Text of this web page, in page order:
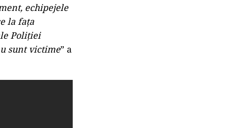
echipejele
la fața
Poliției
sunt victime” a